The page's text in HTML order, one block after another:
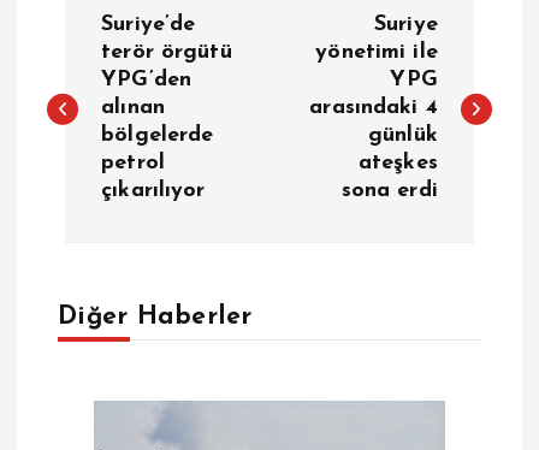
z
e
z
Suriye’de
terör örgütü
YPG’den
alınan
bölgelerde
petrol
çıkarılıyor
Suriye
yönetimi ile
YPG
arasındaki 4
günlük
ateşkes
sona erdi
Diğer Haberler